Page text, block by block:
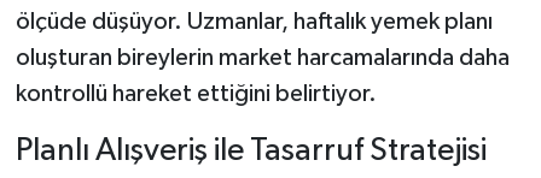
ölçüde düşüyor. Uzmanlar, haftalık yemek planı
oluşturan bireylerin market harcamalarında daha
kontrollü hareket ettiğini belirtiyor.
Planlı Alışveriş ile Tasarruf Stratejisi